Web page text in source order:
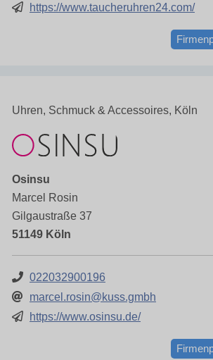
https://www.taucheruhren24.com/
Uhren, Schmuck & Accessoires, Köln
Osinsu
Marcel Rosin
Gilgaustraße 37
51149 Köln
022032900196
marcel.rosin@kuss.gmbh
https://www.osinsu.de/